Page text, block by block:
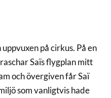
på cirkus. På en
Saïs flygplan mitt
och övergiven får Saï
som vanligtvis hade